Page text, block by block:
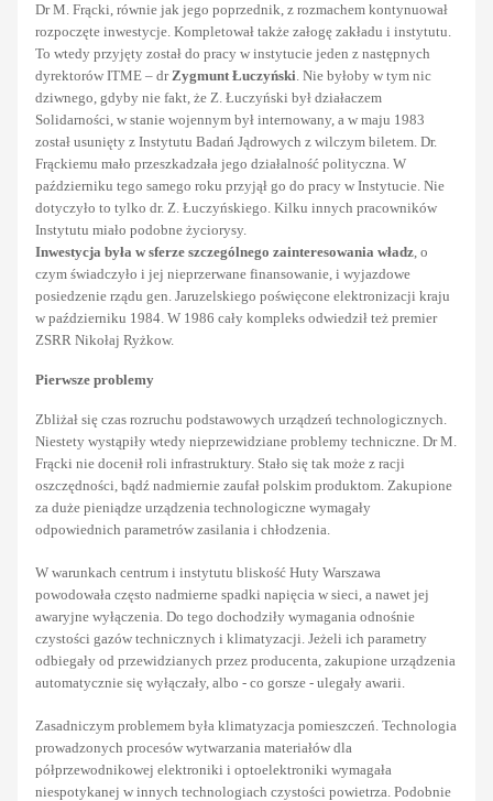
Dr M. Frącki, równie jak jego poprzednik, z rozmachem kontynuował
rozpoczęte inwestycje. Kompletował także załogę zakładu i instytutu.
To wtedy przyjęty został do pracy w instytucie jeden z następnych
dyrektorów ITME – drZygmunt Łuczyński. Nie byłoby w tym nic
dziwnego, gdyby nie fakt, że Z. Łuczyński był działaczem
Solidarności, w stanie wojennym był internowany, a w maju 1983
został usunięty z Instytutu Badań Jądrowych z wilczym biletem. Dr.
Frąckiemu mało przeszkadzała jego działalność polityczna. W
październiku tego samego roku przyjął go do pracy w Instytucie. Nie
dotyczyło to tylko dr. Z. Łuczyńskiego. Kilku innych pracowników
Instytutu miało podobne życiorysy.
Inwestycja była w sferze szczególnego zainteresowania władz, o
czym świadczyło i jej nieprzerwane finansowanie, i wyjazdowe
posiedzenie rządu gen. Jaruzelskiego poświęcone elektronizacji kraju
w październiku 1984. W 1986 cały kompleks odwiedził też premier
ZSRR Nikołaj Ryżkow.
Pierwsze problemy
Zbliżał się czas rozruchu podstawowych urządzeń technologicznych.
Niestety wystąpiły wtedy nieprzewidziane problemy techniczne. Dr M.
Frącki nie docenił roli infrastruktury. Stało się tak może z racji
oszczędności, bądź nadmiernie zaufał polskim produktom. Zakupione
za duże pieniądze urządzenia technologiczne wymagały
odpowiednich parametrów zasilania i chłodzenia.
W warunkach centrum i instytutu bliskość Huty Warszawa
powodowała często nadmierne spadki napięcia w sieci, a nawet jej
awaryjne wyłączenia. Do tego dochodziły wymagania odnośnie
czystości gazów technicznych i klimatyzacji. Jeżeli ich parametry
odbiegały od przewidzianych przez producenta, zakupione urządzenia
automatycznie się wyłączały, albo - co gorsze - ulegały awarii.
Zasadniczym problemem była klimatyzacja pomieszczeń. Technologia
prowadzonych procesów wytwarzania materiałów dla
półprzewodnikowej elektroniki i optoelektroniki wymagała
niespotykanej w innych technologiach czystości powietrza. Podobnie